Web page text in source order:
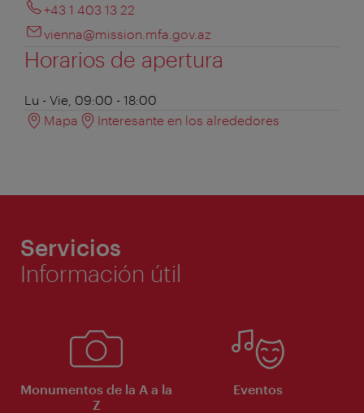
+43 1 403 13 22
vienna@mission.mfa.gov.az
Horarios de apertura
Lu - Vie, 09:00 - 18:00
Mapa
Interesante en los alrededores
Servicios
Información útil
Monumentos de la A a la
Z
Eventos